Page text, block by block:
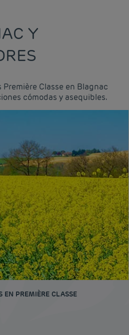
Y
Classe en Blagnac
cómodas y asequibles.
EN PREMIÈRE CLASSE